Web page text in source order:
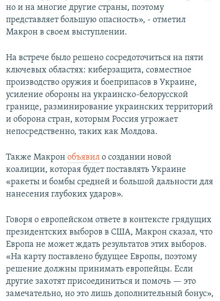
но и на многие другие страны, поэтому
представляет большую опасность», - отметил
Макрон в своем выступлении.
На встрече было решено сосредоточиться на пяти
ключевых областях: киберзащита, совместное
производство оружия и боеприпасов в Украине,
усиление обороны на украинско-белорусской
границе, разминирование украинских территорий
и оборона стран, которым Россия угрожает
непосредственно, таких как Молдова.
Также Макрон объявил о создании новой
коалиции, которая будет поставлять Украине
«ракеты и бомбы средней и большой дальности для
нанесения глубоких ударов».
Говоря о европейском ответе в контексте грядущих
президентских выборов в США, Макрон сказал, что
Европа не может ждать результатов этих выборов.
«На карту поставлено будущее Европы, поэтому
решение должны принимать европейцы. Если
другие захотят присоединиться и помочь — это
замечательно, но это лишь дополнительный бонус»,